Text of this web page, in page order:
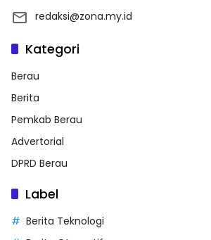
redaksi@zona.my.id
Kategori
Berau
Berita
Pemkab Berau
Advertorial
DPRD Berau
Label
Berita Teknologi